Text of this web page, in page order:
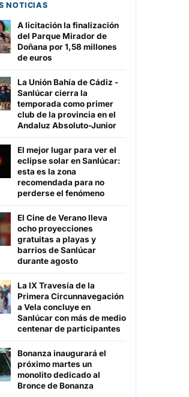
NOTICIAS
A licitación la finalización
del Parque Mirador de
Doñana por 1,58 millones
de euros
La Unión Bahía de Cádiz -
Sanlúcar cierra la
temporada como primer
club de la provincia en el
Andaluz Absoluto-Junior
El mejor lugar para ver el
eclipse solar en Sanlúcar:
esta es la zona
recomendada para no
perderse el fenómeno
El Cine de Verano lleva
ocho proyecciones
gratuitas a playas y
barrios de Sanlúcar
durante agosto
La IX Travesía de la
Primera Circunnavegación
a Vela concluye en
Sanlúcar con más de medio
centenar de participantes
Bonanza inaugurará el
próximo martes un
monolito dedicado al
Bronce de Bonanza